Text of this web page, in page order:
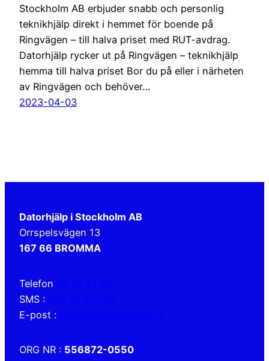
Stockholm AB erbjuder snabb och personlig
teknikhjälp direkt i hemmet för boende på
Ringvägen – till halva priset med RUT-avdrag.
Datorhjälp rycker ut på Ringvägen – teknikhjälp
hemma till halva priset Bor du på eller i närheten
av Ringvägen och behöver…
2023-04-03
Datorhjälp i Stockholm AB
Orrspelsvägen 13
167 66 BROMMA
Telefon
SMS :
E-post :
ORG NR : 556872-0550